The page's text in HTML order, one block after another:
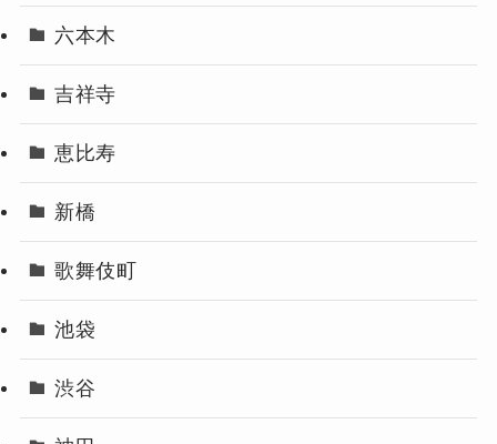
六本木
吉祥寺
恵比寿
新橋
歌舞伎町
池袋
渋谷